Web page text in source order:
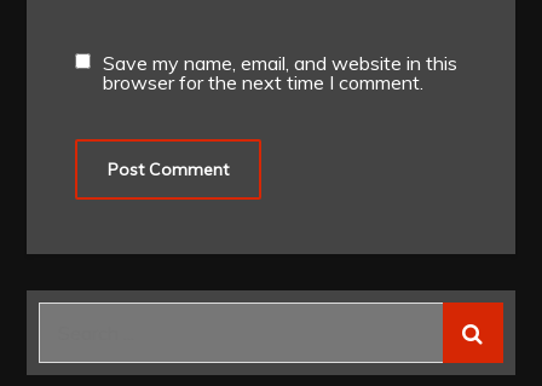
Save my name, email, and website in this
browser for the next time I comment.